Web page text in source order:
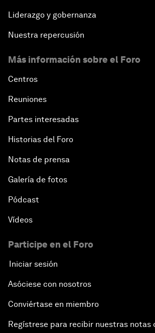
Liderazgo y gobernanza
Nuestra repercusión
Más información sobre el Foro
Centros
Reuniones
Partes interesadas
Historias del Foro
Notas de prensa
Galería de fotos
Pódcast
Vídeos
Participe en el Foro
Iniciar sesión
Asóciese con nosotros
Conviértase en miembro
Regístrese para recibir nuestras notas